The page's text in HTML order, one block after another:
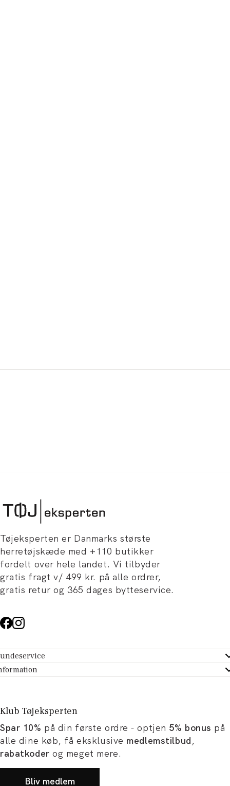
Tøjeksperten er Danmarks største
herretøjskæde med +110 butikker
fordelt over hele landet. Vi tilbyder
gratis fragt v/ 499 kr. på alle ordrer,
gratis retur og 365 dages bytteservice.
- Hjælpecenter
dit køb
Tøjeksperten
og artikler
og karriere
Klub Tøjeksperten
Spar 10% på din første ordre - optjen 5% bonus på
alle dine køb, få eksklusive medlemstilbud,
rabatkoder og meget mere.
Bliv medlem